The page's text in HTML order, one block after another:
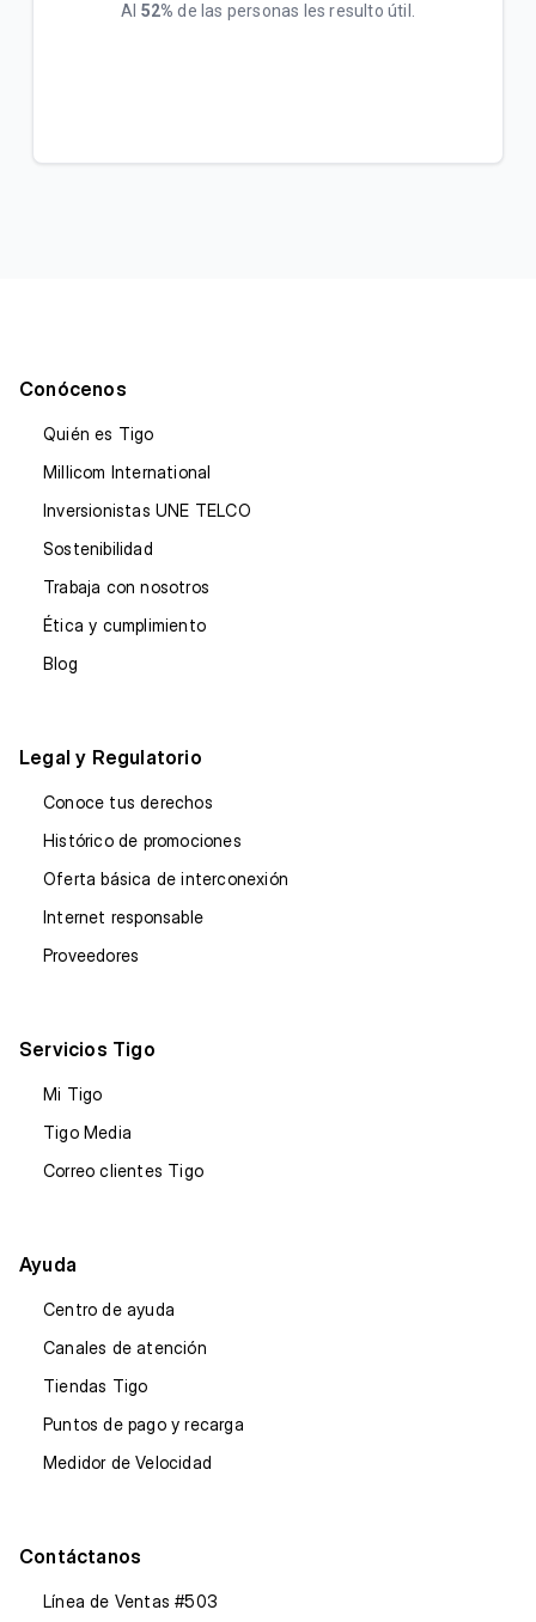
Al 52% de las personas les resulto útil.
Conócenos
Quién es Tigo
Millicom International
Inversionistas UNE TELCO
Sostenibilidad
Trabaja con nosotros
Ética y cumplimiento
Blog
Legal y Regulatorio
Conoce tus derechos
Histórico de promociones
Oferta básica de interconexión
Internet responsable
Proveedores
Servicios Tigo
Mi Tigo
Tigo Media
Correo clientes Tigo
Ayuda
Centro de ayuda
Canales de atención
Tiendas Tigo
Puntos de pago y recarga
Medidor de Velocidad
Contáctanos
Línea de Ventas #503